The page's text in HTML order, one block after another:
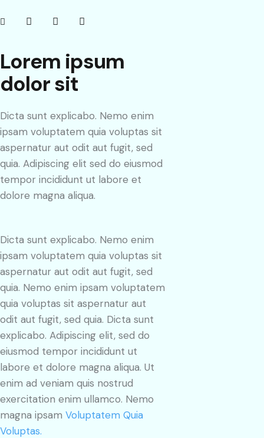
Lorem ipsum
dolor sit
Dicta sunt explicabo. Nemo enim
ipsam voluptatem quia voluptas sit
aspernatur aut odit aut fugit, sed
quia. Adipiscing elit sed do eiusmod
tempor incididunt ut labore et
dolore magna aliqua.
Dicta sunt explicabo. Nemo enim
ipsam voluptatem quia voluptas sit
aspernatur aut odit aut fugit, sed
quia. Nemo enim ipsam voluptatem
quia voluptas sit aspernatur aut
odit aut fugit, sed quia. Dicta sunt
explicabo. Adipiscing elit, sed do
eiusmod tempor incididunt ut
labore et dolore magna aliqua. Ut
enim ad veniam quis nostrud
exercitation enim ullamco. Nemo
magna ipsam Voluptatem Quia
Voluptas.